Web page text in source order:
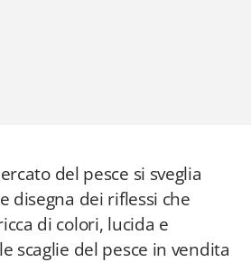
del pesce si sveglia
disegna dei riflessi che
di colori, lucida e
scaglie del pesce in vendita